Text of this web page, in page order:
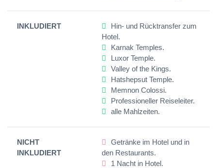
INKLUDIERT
Hin- und Rücktransfer zum
Hotel.
Karnak Temples.
Luxor Temple.
Valley of the Kings.
Hatshepsut Temple.
Memnon Colossi.
Professioneller Reiseleiter.
alle Mahlzeiten.
NICHT
INKLUDIERT
Getränke im Hotel und in
den Restaurants.
1 Nacht in Hotel.